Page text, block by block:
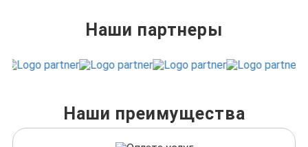
Наши партнеры
Наши преимущества